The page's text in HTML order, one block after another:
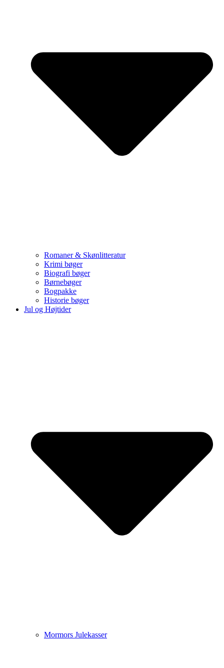
Romaner & Skønlitteratur
Krimi bøger
Biografi bøger
Børnebøger
Bogpakke
Historie bøger
Jul og Højtider
Mormors Julekasser